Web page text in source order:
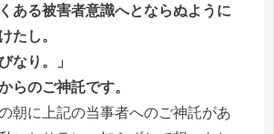
ある被害者意識へとならぬように
たし。
なり。」
らのご神託です。
朝に上記の当事者へのご神託があ